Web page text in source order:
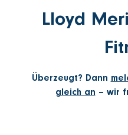
Lloyd
Überzeugt? Dann
gleich an – wir